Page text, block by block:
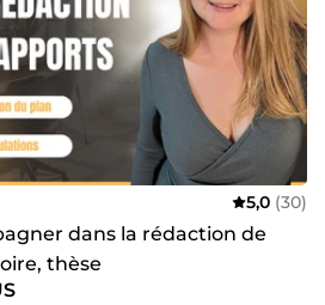
5,0 (30)
dans la rédaction de
thèse